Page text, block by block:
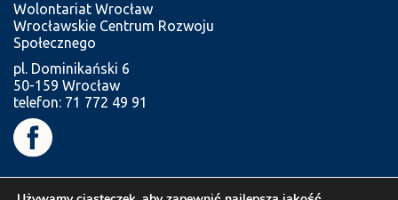
Wolontariat Wrocław
Wrocławskie Centrum Rozwoju
Społecznego
pl. Dominikański 6
50-159 Wrocław
telefon: 71 772 49 91